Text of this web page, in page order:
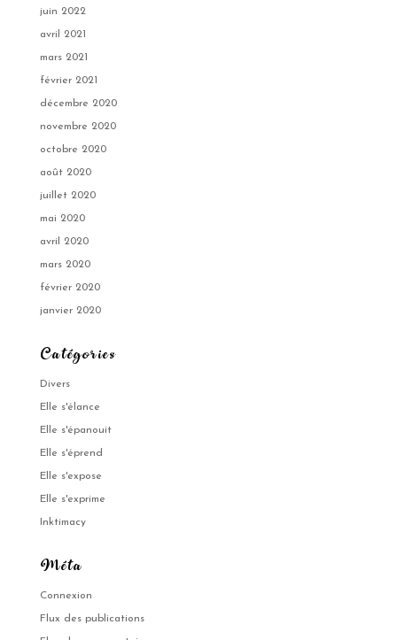
juin 2022
avril 2021
mars 2021
février 2021
décembre 2020
novembre 2020
octobre 2020
août 2020
juillet 2020
mai 2020
avril 2020
mars 2020
février 2020
janvier 2020
Catégories
Divers
Elle s'élance
Elle s'épanouit
Elle s'éprend
Elle s'expose
Elle s'exprime
Inktimacy
Méta
Connexion
Flux des publications